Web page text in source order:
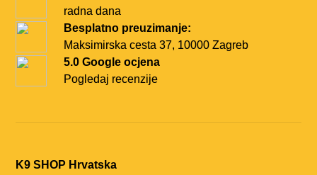
radna dana
Besplatno preuzimanje:
Maksimirska cesta 37, 10000 Zagreb
5.0 Google ocjena
Pogledaj recenzije
K9 SHOP Hrvatska